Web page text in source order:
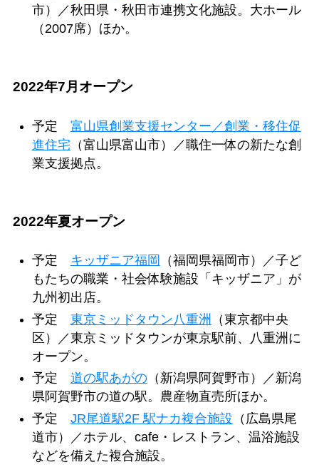
市）／秋田県・秋田市連携文化施設。大ホール
（2007席）ほか。
2022年7月オープン
予定 富山県創業支援センター／創業・移住促
進住宅 （富山県富山市）／職住一体の新たな創
業支援拠点。
2022年夏オープン
予定 キッザニア福岡
（福岡県福岡市）／子ど
もたちの職業・社会体験施設「キッザニア」が
九州初出店。
予定 東京ミッドタウン八重洲
（東京都中央
区）／東京ミッドタウンが東京駅前、八重洲に
オープン。
予定 道の駅あがの（新潟県阿賀野市）／新潟
県阿賀野市の道の駅。農産物直売所ほか。
予定 JR尾道駅2F 駅ナカ複合施設 （広島県尾
道市）／ホテル、cafe・レストラン、温浴施設
などを備えた複合施設。